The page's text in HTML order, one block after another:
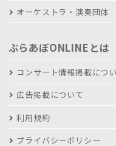
オーケストラ・演奏団体
ぶらあぼONLINEとは
コンサート情報掲載につ
広告掲載について
利用規約
プライバシーポリシー